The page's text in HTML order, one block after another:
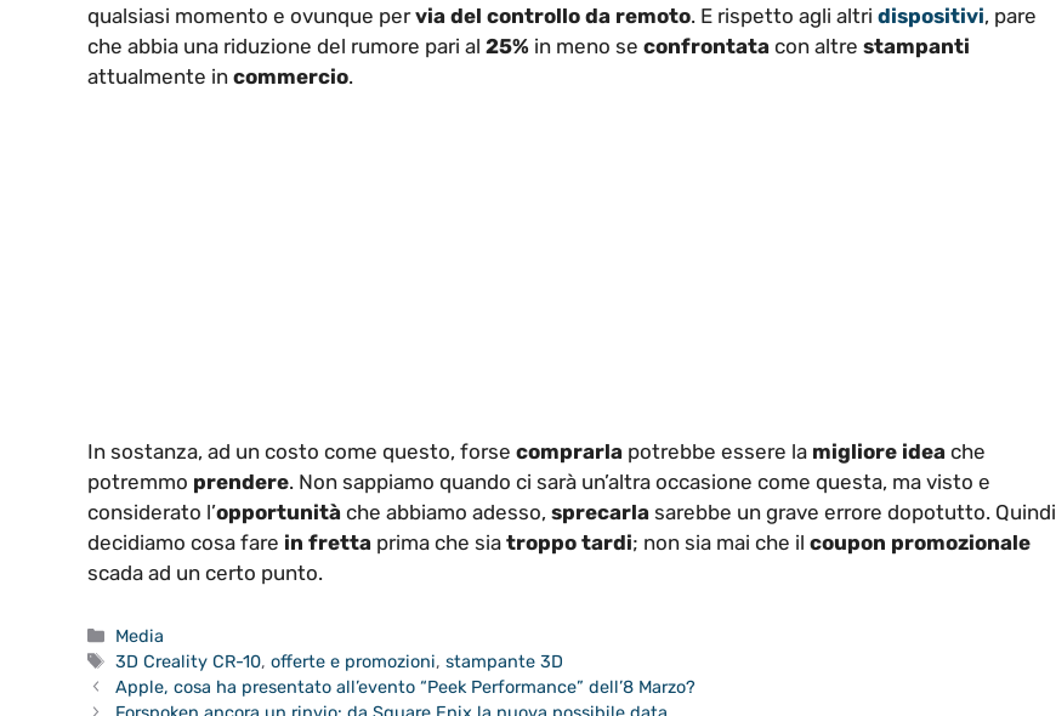
qualsiasi momento e ovunque pervia del controllo da remoto. E rispetto agli altri dispositivi, pare
che abbia una riduzione del rumore pari al 25% in meno se confrontata con altre stampanti
attualmente in commercio.
In sostanza, ad un costo come questo, forse comprarla potrebbe essere la migliore idea che
potremmo prendere. Non sappiamo quando ci sarà un’altra occasione come questa, ma visto e
considerato l’opportunità che abbiamo adesso, sprecarla sarebbe un grave errore dopotutto. Quindi
decidiamo cosa fare in fretta prima che sia troppo tardi; non sia mai che il coupon promozionale
scada ad un certo punto.
Categorie
Media
Tag
3D Creality CR-10,offerte e promozioni,stampante 3D
Apple, cosa ha presentato all’evento “Peek Performance” dell’8 Marzo?